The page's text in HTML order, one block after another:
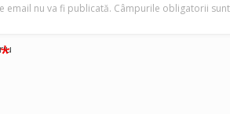
email nu va fi publicată. Câmpurile obligatorii
*